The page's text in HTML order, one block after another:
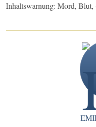
Inhaltswarnung: Mord, Blut,